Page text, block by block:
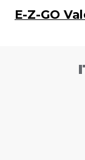
E-Z-GO